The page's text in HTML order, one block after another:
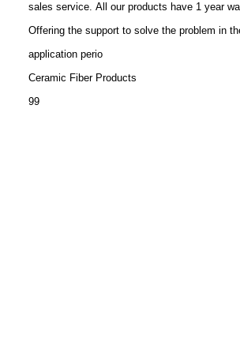
sales service. All our products have 1 year
Offering the support to solve the problem in
application perio
Ceramic Fiber Products
99